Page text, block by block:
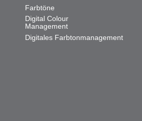
Farbtöne
Digital Colour
Management
Digitales Farbtonmanagement